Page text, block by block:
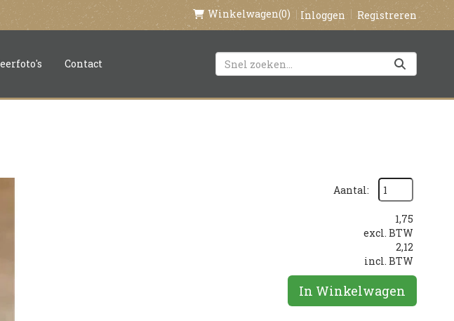
Winkelwagen(0) Inloggen Registreren
Contact
Aantal:
1,75
excl. BTW
2,12
incl. BTW
In Winkelwagen